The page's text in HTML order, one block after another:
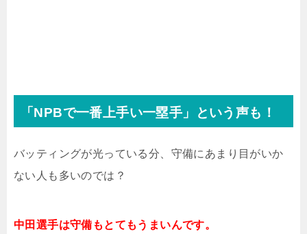
「NPBで一番上手い一塁手」という声も！
バッティングが光っている分、守備にあまり目がいか
ない人も多いのでは？
中田選手は守備もとてもうまいんです。